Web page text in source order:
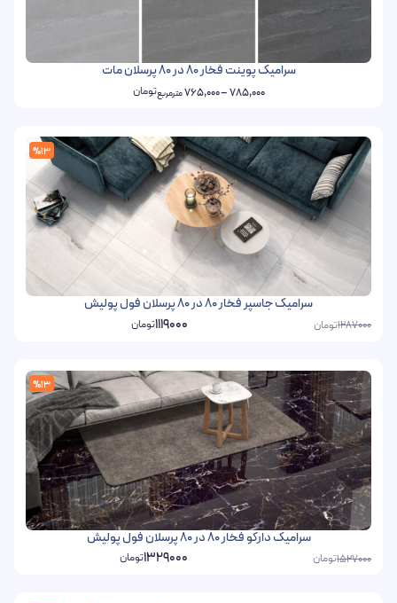
سرامیک پوینت فخار 80 در 80 پرسلان مات
785,000
–
765,000مترمربعتومان
%13
سرامیک جاسپر فخار 80 در 80 پرسلان فول پولیش
1287000تومان 1119000تومان
%13
سرامیک دارکو فخار 80 در 80 پرسلان فول پولیش
1527000تومان 1329000تومان